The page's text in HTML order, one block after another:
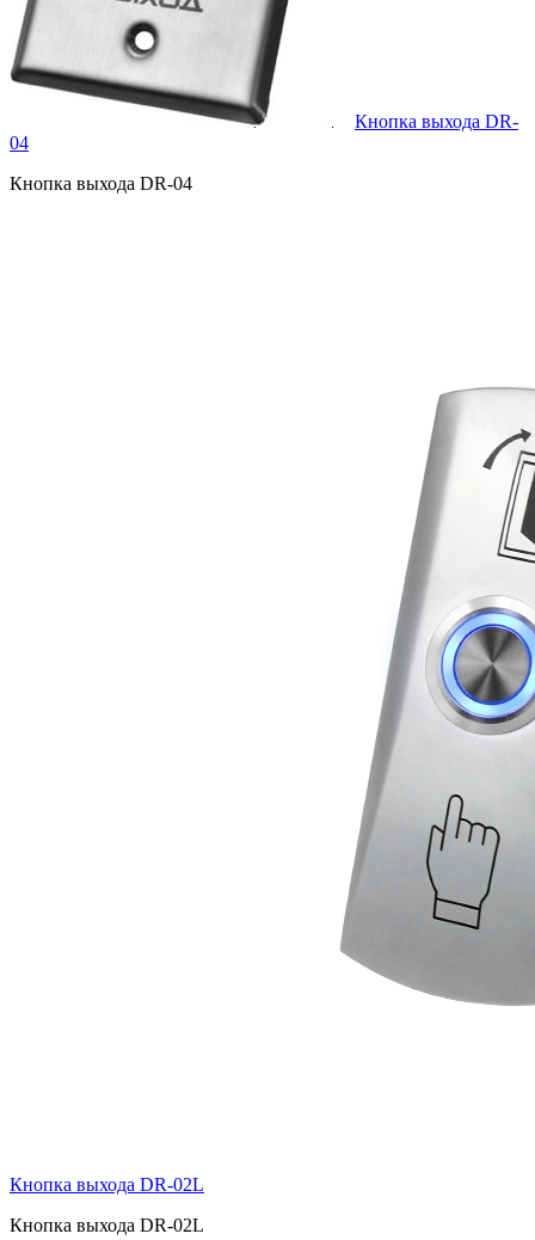
Кнопка выхода DR-
04
Кнопка выхода DR-04
Кнопка выхода DR-02L
Кнопка выхода DR-02L